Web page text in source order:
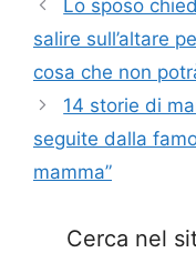
Lo sposo
salire sull’altare
cosa che non
14 storie di
seguite dalla
mamma”
Cerca nel